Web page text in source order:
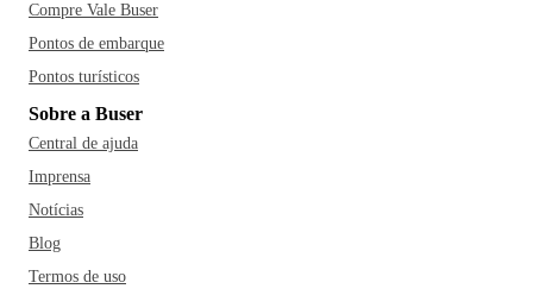
Compre Vale Buser
Pontos de embarque
Pontos turísticos
Sobre a Buser
Central de ajuda
Imprensa
Notícias
Blog
Termos de uso